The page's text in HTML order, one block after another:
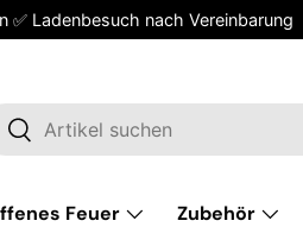
✅ Ladenbesuch nach Vereinbarung
Suchen
Feuer Zubehör